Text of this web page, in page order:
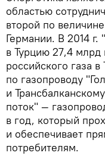
областью
второй по
Германии. В 2014 г.
в Турцию 27,4 млрд
российского газа
по газопроводу
и
поток" —
в год, который
и обеспечивает
потребителям.